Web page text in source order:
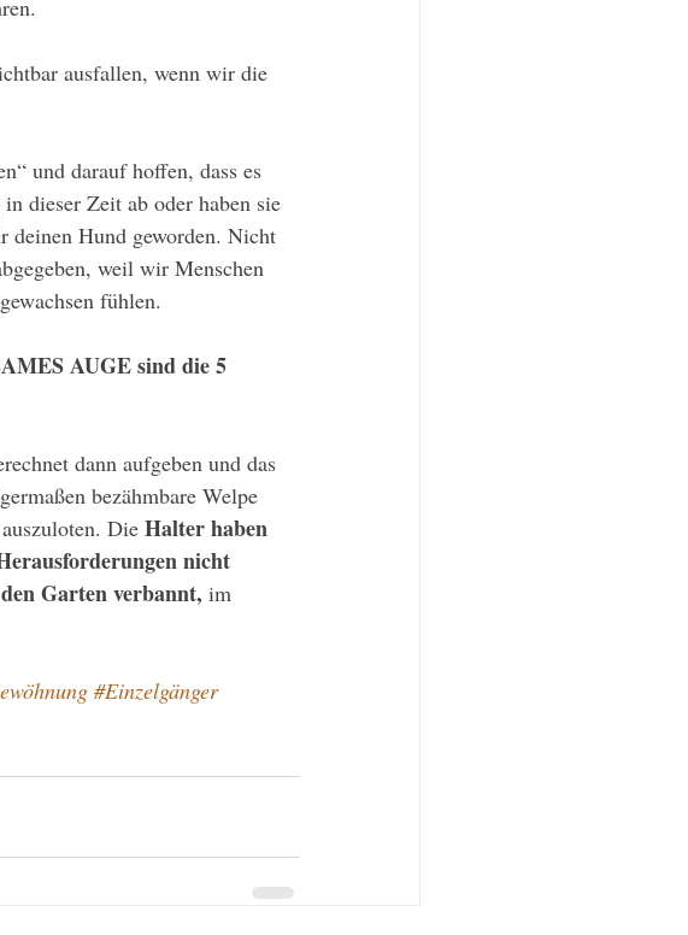
ausfallen, wenn wir die
und darauf hoffen, dass es
dieser Zeit ab oder haben sie
deinen Hund geworden. Nicht
weil wir Menschen
fühlen.
AUGE sind die 5
dann aufgeben und das
bezähmbare Welpe
Die Halter haben
nicht
Garten verbannt, im
#Einzelgänger